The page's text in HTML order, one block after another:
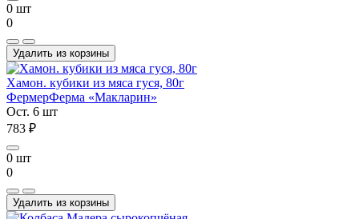
0 шт
0
Удалить из корзины
Хамон. кубики из мяса гуся, 80г
ФермерФерма «Макларин»
Ост. 6 шт
783 ₽
0 шт
0
Удалить из корзины